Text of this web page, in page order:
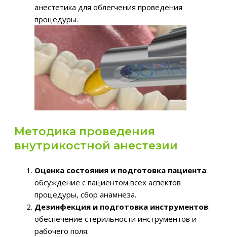
анестетика для облегчения проведения
процедуры.
Методика проведения
внутрикостной анестезии
Оценка состояния и подготовка пациента:
обсуждение с пациентом всех аспектов
процедуры, сбор анамнеза.
Дезинфекция и подготовка инструментов:
обеспечение стерильности инструментов и
рабочего поля.